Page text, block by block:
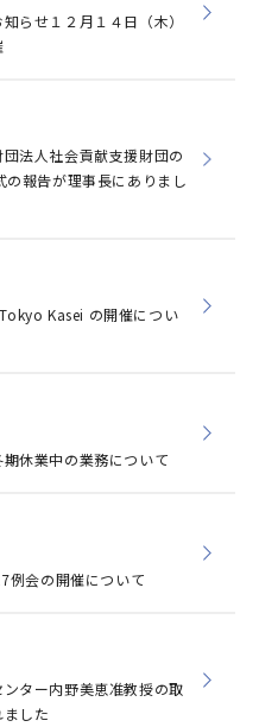
らせ１２月１４日（木）
法人社会貢献支援財団の
報告が理事長にありまし
Kasei の開催につい
期休業中の業務について
例会の開催について
ター内野美恵准教授の取
した